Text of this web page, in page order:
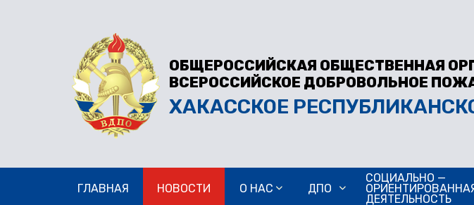
ОБЩЕРОССИЙСКАЯ ОБЩЕСТВЕННАЯ
ВСЕРОССИЙСКОЕ ДОБРОВОЛЬНОЕ
ХАКАССКОЕ
ГЛАВНАЯ НОВОСТИ О НАС ДПО
СОЦИАЛЬНО —
ДЕЯТЕЛЬНОСТЬ